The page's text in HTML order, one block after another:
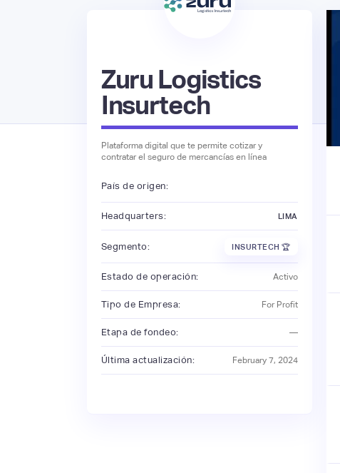
Zuru Logistics
Insurtech
Plataforma digital que te permite cotizar y
contratar el seguro de mercancías en línea
País de origen:
Headquarters: LIMA
Segmento: INSURTECH 🏆
Estado de operación: Activo
Tipo de Empresa: For Profit
Etapa de fondeo: —
Última actualización: February 7, 2024